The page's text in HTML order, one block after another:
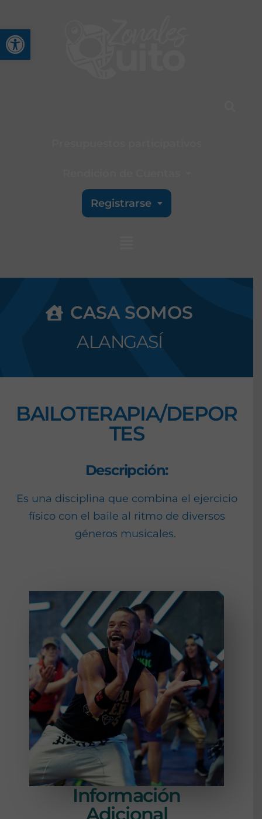
Abrir barra de
Registrarse
CASA SOMOS
ALANGASÍ
BAILOTERAPIA/DEPOR
TES
Descripción:
Es una disciplina que combina el ejercicio
físico con el baile al ritmo de diversos
géneros musicales.
Información
Adicional